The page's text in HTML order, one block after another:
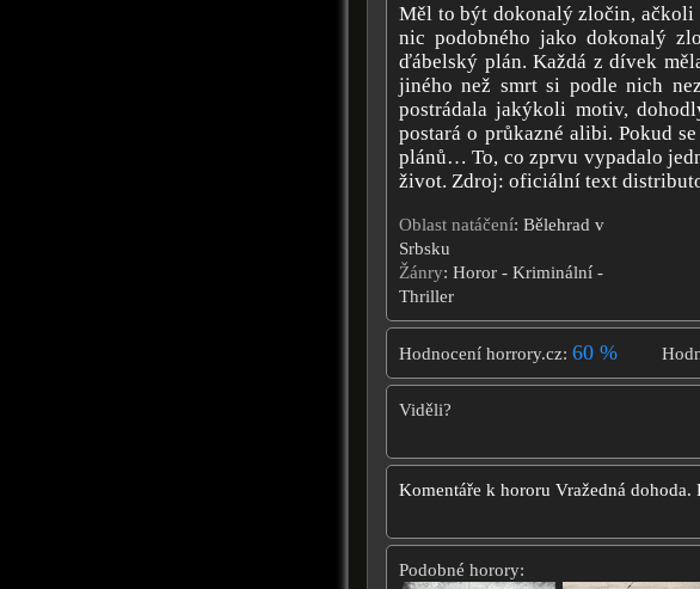
Měl to být dokonalý zločin, ačkoli
nic podobného jako dokonalý
ďábelský plán. Každá z dívek
jiného než smrt si podle nich
postrádala jakýkoli motiv,
postará o průkazné alibi. Pokud
plánů… To, co zprvu vypadalo
život. Zdroj: oficiální text
Oblast natáčení: Bělehrad v
Srbsku
Žánry: Horor - Kriminální -
Thriller
Hodnocení horrory.cz: 60 %
Viděli?
Komentáře k hororu Vražedná dohoda.
Podobné horory: